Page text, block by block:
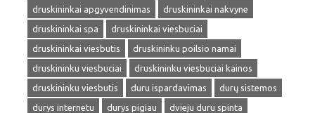
druskininkai apgyvendinimas
druskininkai nakvyne
druskininkai spa
druskininkai viesbuciai
druskininkai viesbutis
druskininku poilsio namai
druskininku viesbuciai
druskininku viesbuciai kainos
druskininku viesbutis
duru ispardavimas
durų sistemos
durys internetu
durys pigiau
dvieju duru spinta